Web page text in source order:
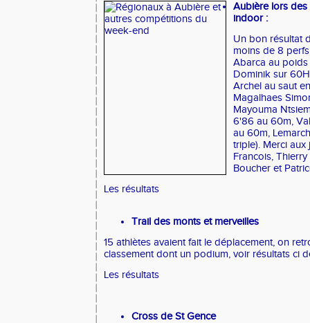
Aubière lors
indoor :
Un bon résultat
moins de 8
Abarca au poids
Dominik sur
Archel au saut
Magalhaes
Mayouma
6'86 au 60m,
au 60m,
triple). Merci
Francois,
Boucher et
Les résultats
Trail des monts et merveilles
15 athlètes avaient fait le déplacement, on
classement dont un podium, voir résultats ci
Les résultats
Cross de St Gence